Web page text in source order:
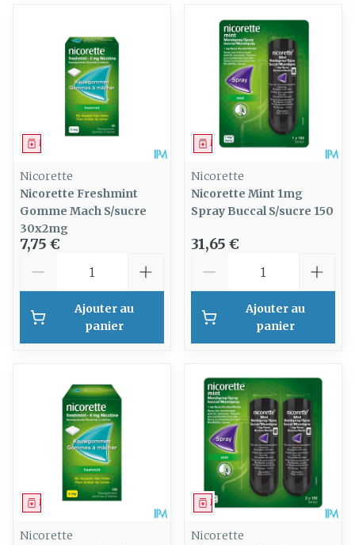
Médicament
Nicorette
Nicorette Freshmint
Gomme Mach S/sucre
30x2mg
7,75 €
Ajouter au
panier
Médicament
Nicorette
Nicorette Mint 1mg
Spray Buccal S/sucre 150
31,65 €
Ajouter au
panier
Médicament
Nicorette
Médicament
Nicorette